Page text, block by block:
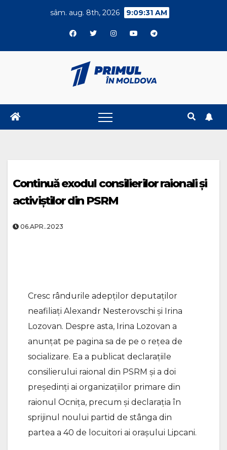
sâm. aug. 8th, 2026 9:09:32 AM
Continuă exodul consilierilor raionali și
activiștilor din PSRM
06.APR..2023
Cresc rândurile adepților deputaților
neafiliați Alexandr Nesterovschi și Irina
Lozovan. Despre asta, Irina Lozovan a
anunțat pe pagina sa de pe o rețea de
socializare. Ea a publicat declarațiile
consilierului raional din PSRM și a doi
președinți ai organizațiilor primare din
raionul Ocnița, precum și declarația în
sprijinul noului partid de stânga din
partea a 40 de locuitori ai orașului Lipcani.